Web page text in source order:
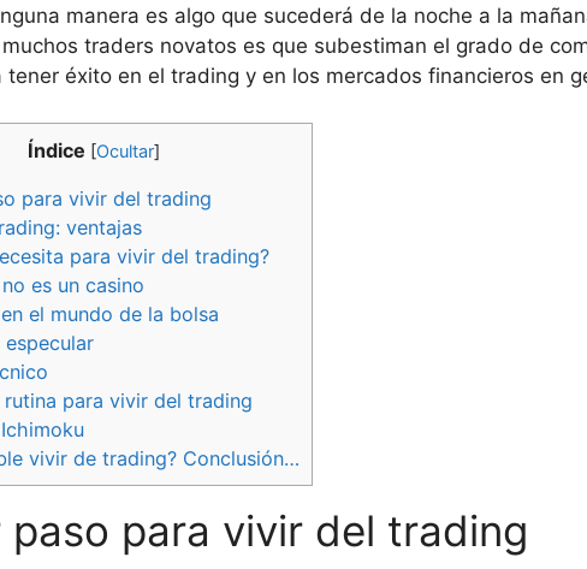
manera es algo que sucederá de la noche a la
traders novatos es que subestiman el grado de
tener éxito en el trading y en los mercados financieros en
Índice [Ocultar]
para vivir del trading
ventajas
para vivir del trading?
es un casino
el mundo de la bolsa
rutina para vivir del trading
vivir de trading? Conclusión…
paso para vivir del trading